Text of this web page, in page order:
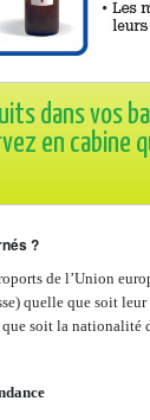
dans vos
en cabine
?
de l’Union
quelle que soit
soit la nationalité